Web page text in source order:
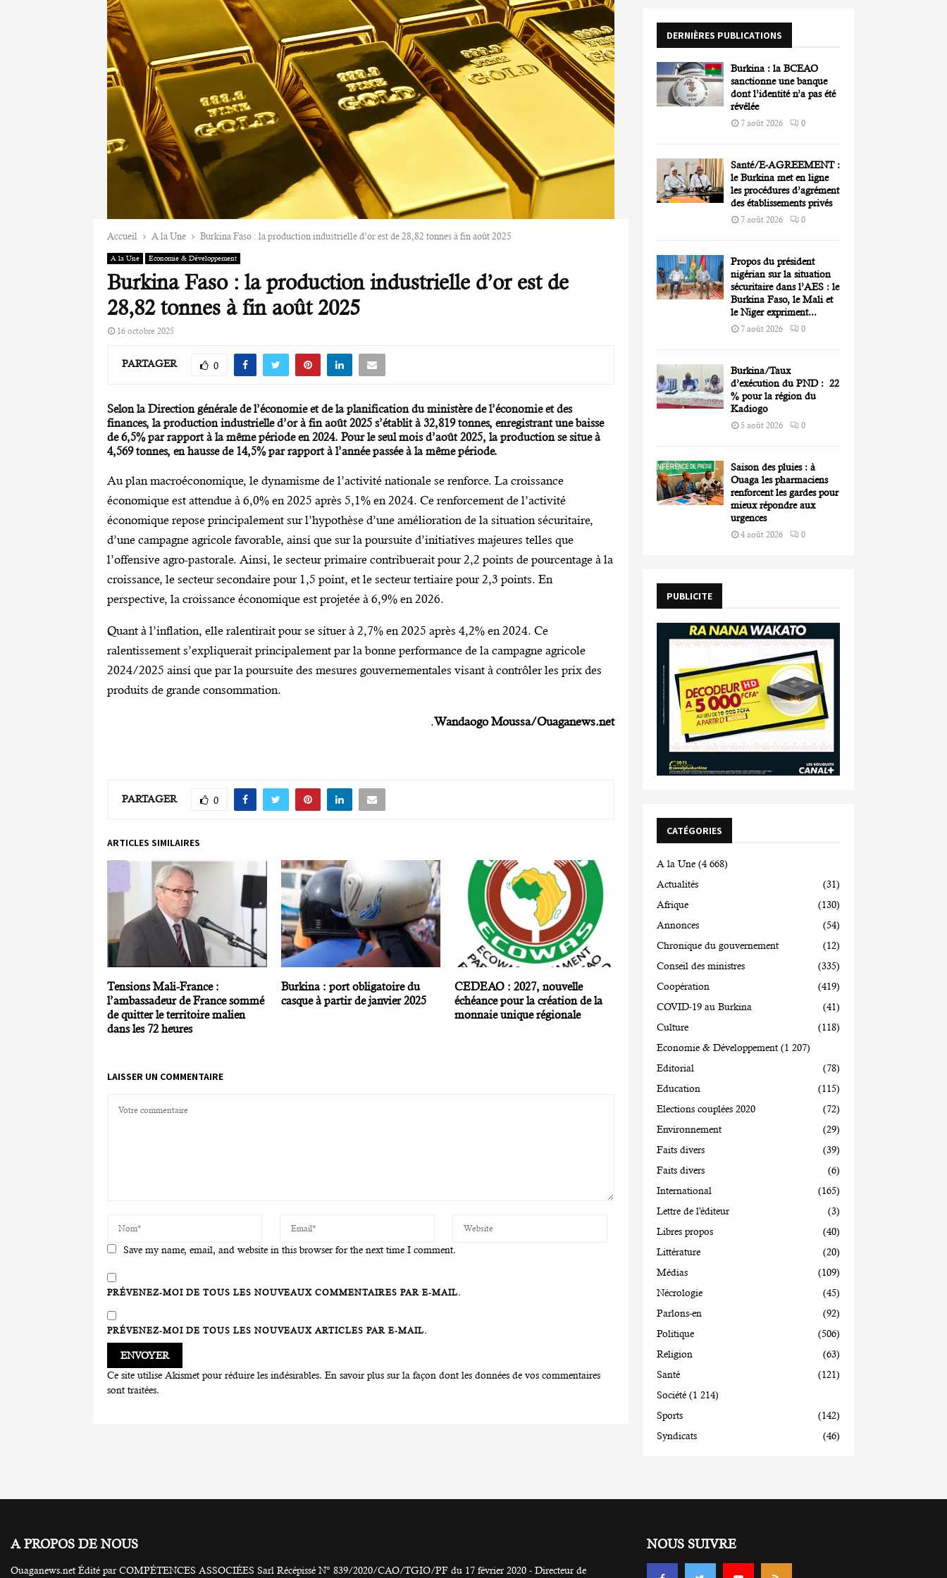
Accueil A la Une Burkina Faso : la production industrielle d’or est de 28,82 tonnes à fin août 2025
A la Une Economie & Développement
Burkina Faso : la production industrielle d’or est de
28,82 tonnes à fin août 2025
16 octobre 2025
PARTAGER 0
Selon la Direction générale de l’économie et de la planification du ministère de l’économie et des
finances, la production industrielle d’or à fin août 2025 s’établit à 32,819 tonnes, enregistrant une baisse
de 6,5% par rapport à la même période en 2024. Pour le seul mois d’août 2025, la production se situe à
4,569 tonnes, en hausse de 14,5% par rapport à l’année passée à la même période.
Au plan macroéconomique, le dynamisme de l’activité nationale se renforce. La croissance
économique est attendue à 6,0% en 2025 après 5,1% en 2024. Ce renforcement de l’activité
économique repose principalement sur l’hypothèse d’une amélioration de la situation sécuritaire,
d’une campagne agricole favorable, ainsi que sur la poursuite d’initiatives majeures telles que
l’offensive agro-pastorale. Ainsi, le secteur primaire contribuerait pour 2,2 points de pourcentage à la
croissance, le secteur secondaire pour 1,5 point, et le secteur tertiaire pour 2,3 points. En
perspective, la croissance économique est projetée à 6,9% en 2026.
Quant à l’inflation, elle ralentirait pour se situer à 2,7% en 2025 après 4,2% en 2024. Ce
ralentissement s’expliquerait principalement par la bonne performance de la campagne agricole
2024/2025 ainsi que par la poursuite des mesures gouvernementales visant à contrôler les prix des
produits de grande consommation.
.Wandaogo Moussa/Ouaganews.net
PARTAGER 0
ARTICLES SIMILAIRES
Tensions Mali-France :
l’ambassadeur de France sommé
de quitter le territoire malien
dans les 72 heures
Burkina : port obligatoire du
casque à partir de janvier 2025
CEDEAO : 2027, nouvelle
échéance pour la création de la
monnaie unique régionale
LAISSER UN COMMENTAIRE
Save my name, email, and website in this browser for the next time I comment.
PRÉVENEZ-MOI DE TOUS LES NOUVEAUX COMMENTAIRES PAR E-MAIL.
PRÉVENEZ-MOI DE TOUS LES NOUVEAUX ARTICLES PAR E-MAIL.
Ce site utilise Akismet pour réduire les indésirables. En savoir plus sur la façon dont les données de vos commentaires
sont traitées.
r
H
DERNIÈRES PUBLICATIONS
Burkina : la BCEAO
sanctionne une banque
dont l’identité n’a pas été
révélée
7 août 2026 0
Santé/E-AGREEMENT :
le Burkina met en ligne
les procédures d’agrément
des établissements privés
7 août 2026 0
Propos du président
nigérian sur la situation
sécuritaire dans l’AES : le
Burkina Faso, le Mali et
le Niger expriment...
7 août 2026 0
Burkina/Taux
d’exécution du PND : 22
% pour la région du
Kadiogo
5 août 2026 0
Saison des pluies : à
Ouaga les pharmaciens
renforcent les gardes pour
mieux répondre aux
urgences
4 août 2026 0
PUBLICITE
CATÉGORIES
A la Une (4 668)
Actualités
(31)
Afrique
(130)
Annonces
(54)
Chronique du gouvernement
(12)
Conseil des ministres
(335)
Coopération
(419)
COVID-19 au Burkina
(41)
Culture
(118)
Economie & Développement (1 207)
Editorial
(78)
Education
(115)
Elections couplées 2020
(72)
Environnement
(29)
Faits divers
(39)
Faits divers
(6)
International
(165)
Lettre de l'éditeur
(3)
Libres propos
(40)
Littérature
(20)
Médias
(109)
Nécrologie
(45)
Parlons-en
(92)
Politique
(506)
Religion
(63)
Santé
(121)
Société (1 214)
Sports
(142)
Syndicats
(46)
A PROPOS DE NOUS
Ouaganews.net Édité par COMPÉTENCES ASSOCIÉES Sarl Récépissé N° 839/2020/CAO/TGIO/PF du 17 février 2020 - Directeur de
NOUS SUIVRE